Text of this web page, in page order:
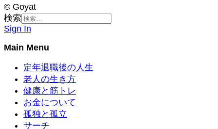
© Goyat
検索
Sign In
Main Menu
定年退職後の人生
老人の生き方
健康と筋トレ
お金について
孤独と孤立
サーチ